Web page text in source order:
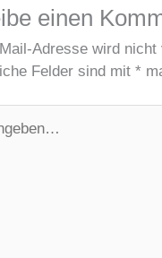
einen
Adresse wird nicht
Felder sind mit *